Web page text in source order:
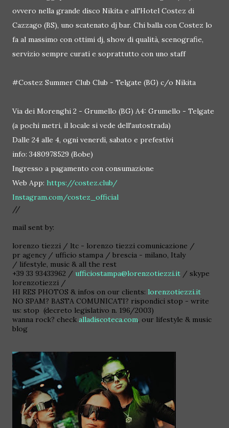
ovvero nella grande disco Nikita e all'Hotel Costez di
Cazzago (BS), uno scatenato dj bar. Chi balla con Costez lo
fa al massimo con ottimi dj, show di qualità, scenografie,
servizio sempre curati e soprattutto con uno staff
#Costez Summer Club Club - Telgate (BG) c/o Nikita
Via dei Morenghi 2 - Grumello (BG) A4: Grumello - Telgate
(a pochi metri, il locale si vede dell'autostrada)
Dalle 24 alle 4, ogni venerdì, sabato e prefestivi
info: 3480978529 (Bobe)
Ingresso a pagamento con consumazione
Web App: https://costez.club/
Instagram.com/costez_official
//
mail sent by:
lorenzo tiezzi / ltc - lorenzo tiezzi comunicazione /
pr agency / ufficio stampa / brescia - milano, Italy
/ lifestyle, music & all the rest
+39 33 93433962 / ufficiostampa@lorenzotiezzi.it / skype
lorenzotiezzi /
HI RES PHOTOS & infos on our clients: lorenzotiezzi.it
NO SPAM? BASTA COMUNICATI? rispondici stop - write
us: stop (decreto legislativo n. 196/2003)
wanna rock? check alladiscoteca.com, our lifestyle & music
blog